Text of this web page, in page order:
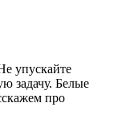
упускайте
задачу. Белые
про